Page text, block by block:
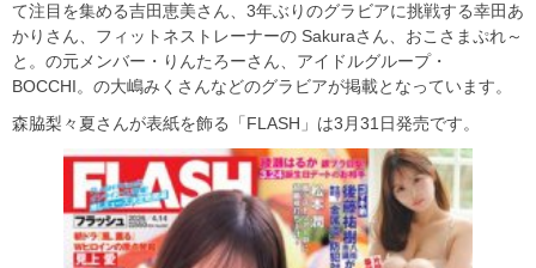
て注目を集める吉田恵美さん、3年ぶりのグラビアに挑戦する幸田あ
かりさん、フィットネストレーナーの Sakuraさん、おこさまぷれ～
と。の元メンバー・りんたろーさん、アイドルグループ・
BOCCHI。の大嶋みくさんなどのグラビアが掲載となっています。
森脇梨々夏さんが表紙を飾る「FLASH」は3月31日発売です。